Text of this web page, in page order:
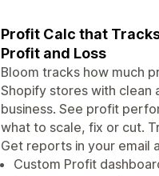
Profit Calc that
Profit and Loss
Bloom tracks how much
Shopify stores with clean
business. See profit
what to scale, fix or cut.
Get reports in your email
Custom Profit